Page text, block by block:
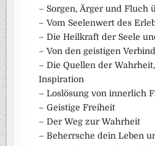
– Sorgen, Ärger und Fluch
– Vom Seelenwert des
– Die Heilkraft der Seele
– Von den geistigen
– Die Quellen der
Inspiration
– Loslösung von innerlich
– Geistige Freiheit
– Der Weg zur Wahrheit
– Beherrsche dein Leben